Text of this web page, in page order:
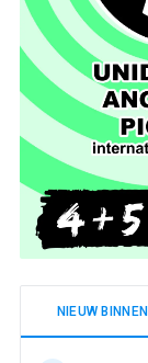
NIEUW BINNEN